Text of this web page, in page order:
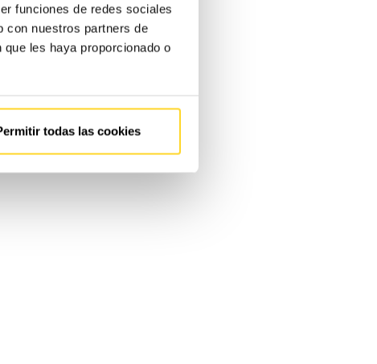
funciones de redes sociales
con nuestros partners de
les haya proporcionado o
todas las cookies